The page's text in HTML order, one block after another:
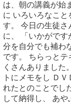
は、朝の講義が始
に いろいろなこと
す。 今日の生徒
に、 「いかがです
分を自分でも補わ
です。 ちらっと
くさんありました
トにメモをし Ｄ
れたとのことでし
して納得し、 あ